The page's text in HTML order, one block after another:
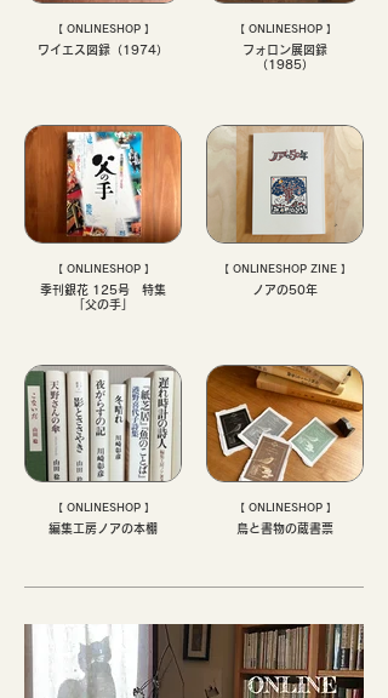
【 ONLINESHOP 】
ワイエス図録（1974）
【 ONLINESHOP 】
フォロン展図録
（1985）
【 ONLINESHOP 】
季刊銀花 125号 特集
「父の手」
【 ONLINESHOP ZINE 】
ノアの50年
【 ONLINESHOP 】
編集工房ノアの本棚
【 ONLINESHOP 】
鳥と書物の蔵書票